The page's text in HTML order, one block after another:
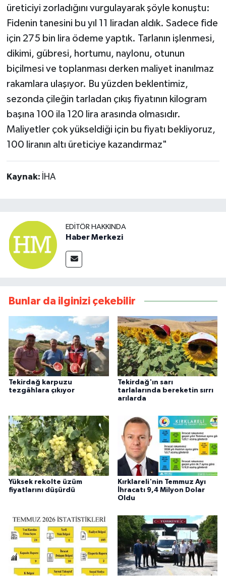
üreticiyi zorladığını vurgulayarak şöyle konuştu:
Fidenin tanesini bu yıl 11 liradan aldık. Sadece fide
için 275 bin lira ödeme yaptık. Tarlanın işlenmesi,
dikimi, gübresi, hortumu, naylonu, otunun
biçilmesi ve toplanması derken maliyet inanılmaz
rakamlara ulaşıyor. Bu yüzden beklentimiz,
sezonda çileğin tarladan çıkış fiyatının kilogram
başına 100 ila 120 lira arasında olmasıdır.
Maliyetler çok yükseldiği için bu fiyatı bekliyoruz,
100 liranın altı üreticiye kazandırmaz"
Kaynak: İHA
EDITÖR HAKKINDA
Haber Merkezi
Bunlar da ilginizi çekebilir
Tekirdağ karpuzu
tezgâhlara çıkıyor
Tekirdağ'ın sarı
tarlalarında bereketin sırrı
arılarda
Yüksek rekolte üzüm
fiyatlarını düşürdü
Kırklareli'nin Temmuz Ayı
İhracatı 9,4 Milyon Dolar
Oldu